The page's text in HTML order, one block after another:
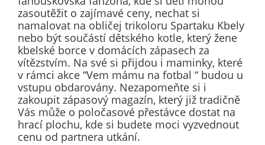
zasoutěžit o zajímavé ceny, nechat si
namalovat na obličej trikoloru Spartaku Kbely
nebo být součástí dětského kotle, který žene
kbelské borce v domácích zápasech za
vítězstvím. Na své si přijdou i maminky, které
v rámci akce “Vem mámu na fotbal “ budou u
vstupu obdarovány. Nezapomeňte si i
zakoupit zápasový magazín, který již tradičně
Vás může o poločasové přestávce dostat na
hrací plochu, kde si budete moci vyzvednout
cenu od partnera utkání.
a našich
reklamních
kampaní.
Jejich pomocí
určujeme
počet návštěv
a zdroje
návštěv našich
internetových